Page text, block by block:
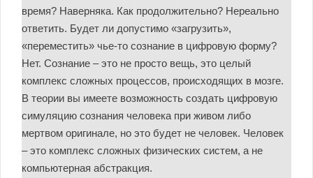
время? Наверняка. Как продолжительно? Нереально
ответить. Будет ли допустимо «загрузить»,
«переместить» чье-то сознание в цифровую форму?
Нет. Сознание – это не просто вещь, это целый
комплекс сложных процессов, происходящих в мозге.
В теории вы имеете возможность создать цифровую
симуляцию сознания человека при живом либо
мертвом оригинале, но это будет не человек. Человек
– это комплекс сложных физических систем, а не
компьютерная абстракция.